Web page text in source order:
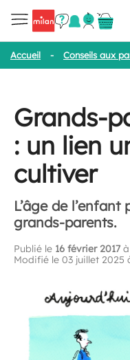
Accueil - Conseils aux
Grands-
: un lien
cultiver
L’âge de
grands-parents.
Publié le 16 février 2017
Modifié le 03 juillet 2025